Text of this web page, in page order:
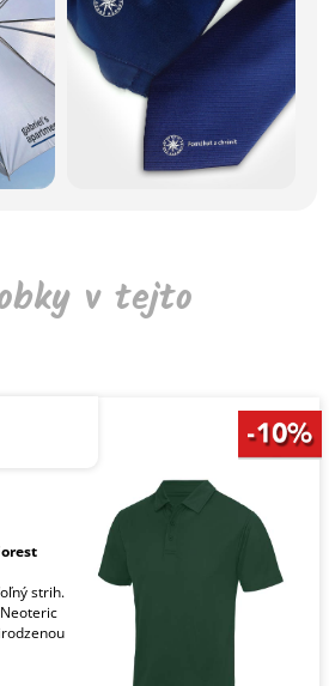
v tejto
strih.